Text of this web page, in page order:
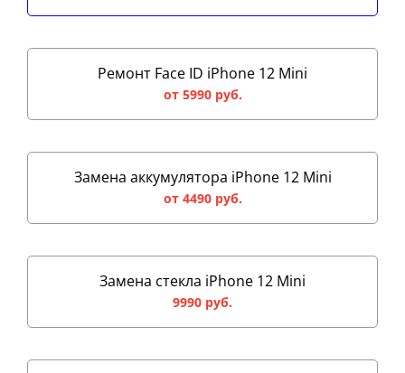
Ремонт Face ID iPhone 12 Mini
от 5990 руб.
Замена аккумулятора iPhone 12 Mini
от 4490 руб.
Замена стекла iPhone 12 Mini
9990 руб.